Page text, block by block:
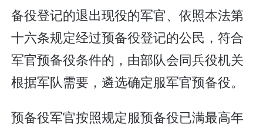
备役登记的退出现役的军官、依照本法第
十六条规定经过预备役登记的公民，符合
军官预备役条件的，由部队会同兵役机关
根据军队需要，遴选确定服军官预备役。
预备役军官按照规定服预备役已满最高年